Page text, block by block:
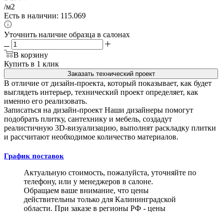
/м2
Есть в наличии: 115.069
Уточнить наличие образца в салонах
В корзину
Купить в 1 клик
Заказать технический проект
В отличие от дизайн-проекта, который показывает, как будет
выглядеть интерьер, технический проект определяет, как
именно его реализовать.
Записаться на дизайн-проект Наши дизайнеры помогут
подобрать плитку, сантехнику и мебель, создадут
реалистичную 3D-визуализацию, выполнят раскладку плитки
и рассчитают необходимое количество материалов.
График поставок
Актуальную стоимость, пожалуйста, уточняйте по
телефону, или у менеджеров в салоне.
Обращаем ваше внимание, что цены
действительны только для Калининградской
области. При заказе в регионы РФ - цены